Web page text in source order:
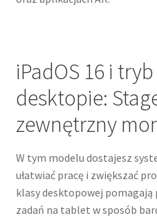
iPadOS 16 i
desktopie:
zewnętrzny
W tym modelu dostajesz
ułatwiać pracę i zwiększać
klasy desktopowej pomagają
zadań na tablet w sposób